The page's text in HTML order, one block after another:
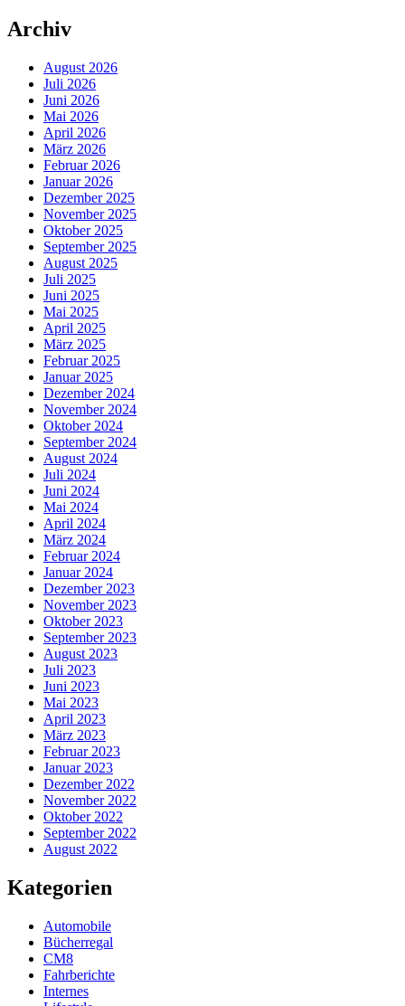
Archiv
August 2026
Juli 2026
Juni 2026
Mai 2026
April 2026
März 2026
Februar 2026
Januar 2026
Dezember 2025
November 2025
Oktober 2025
September 2025
August 2025
Juli 2025
Juni 2025
Mai 2025
April 2025
März 2025
Februar 2025
Januar 2025
Dezember 2024
November 2024
Oktober 2024
September 2024
August 2024
Juli 2024
Juni 2024
Mai 2024
April 2024
März 2024
Februar 2024
Januar 2024
Dezember 2023
November 2023
Oktober 2023
September 2023
August 2023
Juli 2023
Juni 2023
Mai 2023
April 2023
März 2023
Februar 2023
Januar 2023
Dezember 2022
November 2022
Oktober 2022
September 2022
August 2022
Kategorien
Automobile
Bücherregal
CM8
Fahrberichte
Internes